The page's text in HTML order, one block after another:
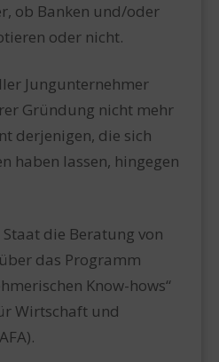
ob Banken und/oder
oder nicht.
Jungunternehmer
Gründung nicht mehr
derjenigen, die sich
haben lassen, hingegen
die Beratung von
das Programm
Know-hows“
Wirtschaft und